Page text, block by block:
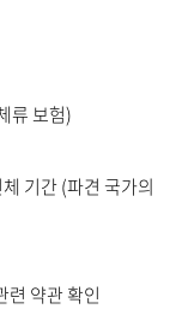
류 보험)
기간 (파견 국가의
련 약관 확인